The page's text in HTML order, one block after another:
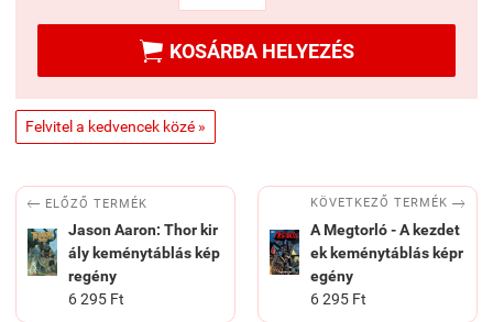
 KOSÁRBA HELYEZÉS
Felvitel a kedvencek közé »
 ELŐZŐ TERMÉK
Jason Aaron: Thor kir
ály keménytáblás kép
regény
6 295 Ft
KÖVETKEZŐ TERMÉK 
A Megtorló - A kezdet
ek keménytáblás képr
egény
6 295 Ft